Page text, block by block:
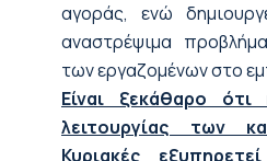
αγοράς, ενώ
αναστρέψιμα
των εργαζομένων στο
Είναι ξεκάθαρο
λειτουργίας των
Κυριακές